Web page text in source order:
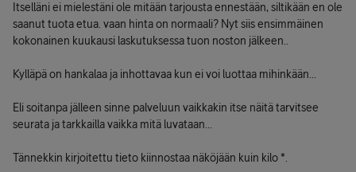
Itselläni ei mielestäni ole mitään tarjousta ennestään, siltikään en ole
saanut tuota etua. vaan hinta on normaali? Nyt siis ensimmäinen
kokonainen kuukausi laskutuksessa tuon noston jälkeen..
Kylläpä on hankalaa ja inhottavaa kun ei voi luottaa mihinkään...
Eli soitanpa jälleen sinne palveluun vaikkakin itse näitä tarvitsee
seurata ja tarkkailla vaikka mitä luvataan...
Tännekkin kirjoitettu tieto kiinnostaa näköjään kuin kilo *.